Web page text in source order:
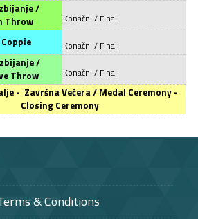
/
Throw
Konačni / Final
Konačni / Final
/
Throw Konačni / Final
- Završna Večera/ Medal Ceremony -
Closing Ceremony
& Conditions